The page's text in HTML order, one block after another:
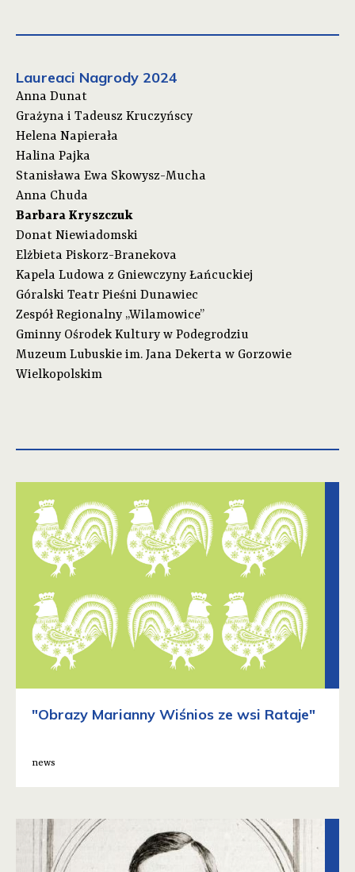
Laureaci Nagrody 2024
Anna Dunat
Grażyna i Tadeusz Kruczyńscy
Helena Napierała
Halina Pajka
Stanisława Ewa Skowysz-Mucha
Anna Chuda
Barbara Kryszczuk
Donat Niewiadomski
Elżbieta Piskorz-Branekova
Kapela Ludowa z Gniewczyny Łańcuckiej
Góralski Teatr Pieśni Dunawiec
Zespół Regionalny „Wilamowice”
Gminny Ośrodek Kultury w Podegrodziu
Muzeum Lubuskie im. Jana Dekerta w Gorzowie
Wielkopolskim
"Obrazy Marianny Wiśnios ze wsi Rataje"
news